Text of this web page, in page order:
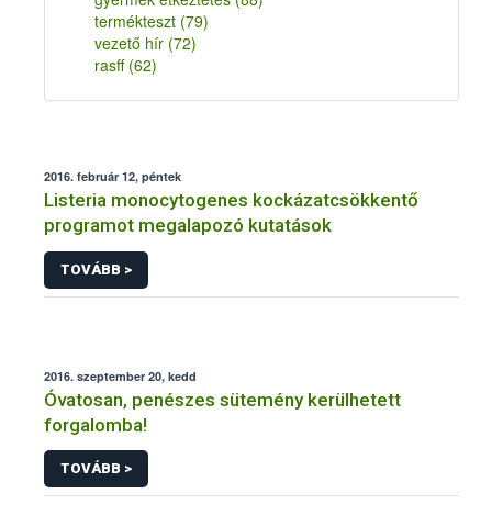
termékteszt (79)
vezető hír (72)
rasff (62)
2016. február 12, péntek
Listeria monocytogenes kockázatcsökkentő
programot megalapozó kutatások
TOVÁBB >
2016. szeptember 20, kedd
Óvatosan, penészes sütemény kerülhetett
forgalomba!
TOVÁBB >